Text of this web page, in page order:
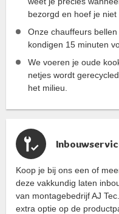
bezorgd en hoef je niet
Onze chauffeurs
kondigen 15 minuten
We voeren je oude
netjes wordt
het milieu.
Koop je bij ons een of
deze vakkundig laten
van montagebedrijf AJ
extra optie op de